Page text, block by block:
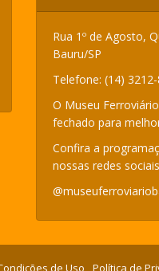
Rua 1º de Agosto,
Bauru/SP
Telefone: (14)
O Museu
fechado para
Confira a
nossas redes
de Uso Política de